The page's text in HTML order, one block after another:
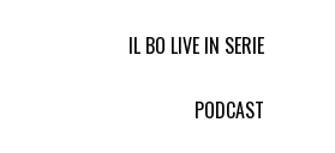
IL BO LIVE IN SERIE
PODCAST